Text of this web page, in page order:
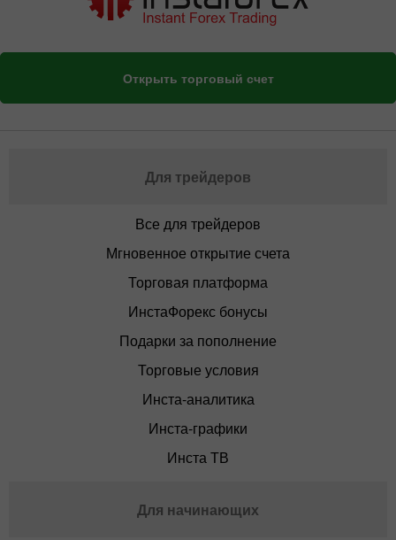
Открыть торговый счет
Для трейдеров
Все для трейдеров
Мгновенное открытие счета
Торговая платформа
ИнстаФорекс бонусы
Подарки за пополнение
Торговые условия
Инста-аналитика
Инста-графики
Инста ТВ
Для начинающих